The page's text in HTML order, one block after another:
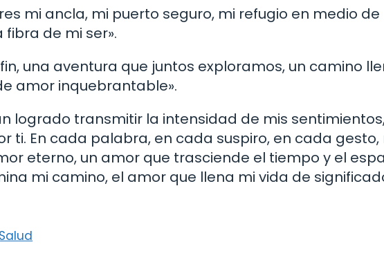
mi ancla, mi puerto seguro, mi refugio en medio de
de mi ser».
una aventura que juntos exploramos, un camino
amor inquebrantable».
logrado transmitir la intensidad de mis
ti. En cada palabra, en cada suspiro, en cada gesto,
eterno, un amor que trasciende el tiempo y el
mi camino, el amor que llena mi vida de